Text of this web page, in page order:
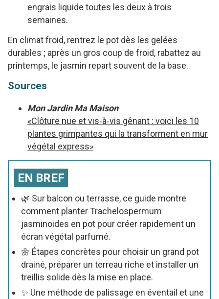
engrais liquide toutes les deux à trois
semaines.
En climat froid, rentrez le pot dès les gelées
durables ; après un gros coup de froid, rabattez au
printemps, le jasmin repart souvent de la base.
Sources
Mon Jardin Ma Maison
«Clôture nue et vis‑à‑vis gênant : voici les 10
plantes grimpantes qui la transforment en mur
végétal express»
EN BREF
🌿 Sur balcon ou terrasse, ce guide montre
comment planter Trachelospermum
jasminoides en pot pour créer rapidement un
écran végétal parfumé.
🌼 Étapes concrètes pour choisir un grand pot
drainé, préparer un terreau riche et installer un
treillis solide dès la mise en place.
✨ Une méthode de palissage en éventail et une